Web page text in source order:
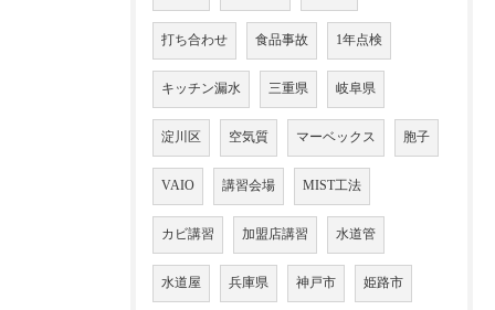
打ち合わせ 食品事故 1年点検
キッチン漏水 三重県 岐阜県
淀川区 空気質 マーベックス 胞子
VAIO 講習会場 MIST工法
カビ講習 加盟店講習 水道管
水道屋 兵庫県 神戸市 姫路市